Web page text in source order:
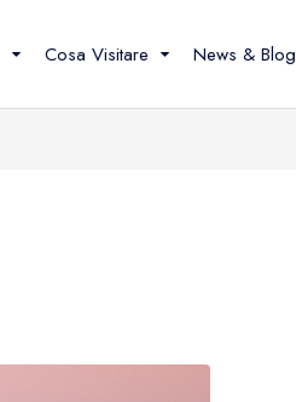
Cosa Visitare News & Blog